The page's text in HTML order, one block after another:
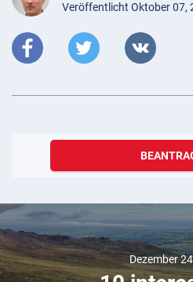
Veröffentlicht Oktober 07,
Dezember